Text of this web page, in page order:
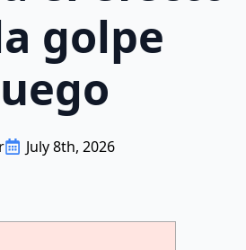
golpe
July 8th, 2026